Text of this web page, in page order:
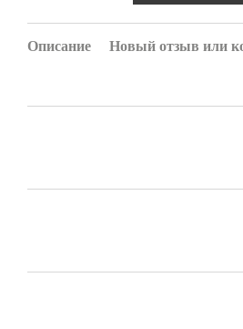
Описание Новый отзыв или